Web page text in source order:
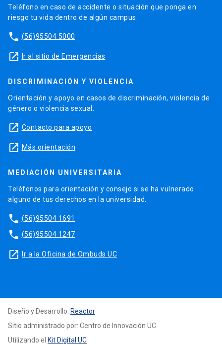
Teléfono en caso de accidente o situación que ponga en
riesgo tu vida dentro de algún campus.
phone (56)95504 5000
launch Ir al sitio de Emergencias
DISCRIMINACIÓN Y VIOLENCIA
Orientación y apoyo en casos de discriminación, violencia de
género o violencia sexual.
launch Contacto para apoyo
launch Más orientación
MEDIACIÓN UNIVERSITARIA
Teléfonos para orientación y consejo si se ha vulnerado
alguno de tus derechos en la universidad.
phone (56)95504 1691
phone (56)95504 1247
launch Ir a la Oficina de Ombuds UC
Diseño y Desarrollo: Reactor
Sitio administrado por: Centro de Innovación UC
Utilizando el Kit Digital UC